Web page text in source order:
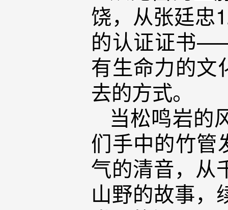
饶，从张廷忠
的认证证书
有生命力的文
去的方式。
当松鸣岩的
们手中的竹管
气的清音，从
山野的故事，